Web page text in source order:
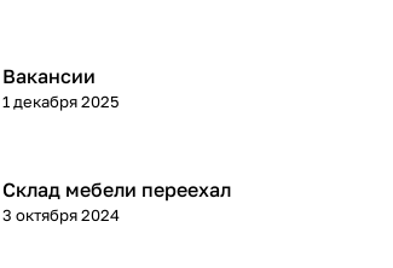
Вакансии
1 декабря 2025
Склад мебели переехал
3 октября 2024